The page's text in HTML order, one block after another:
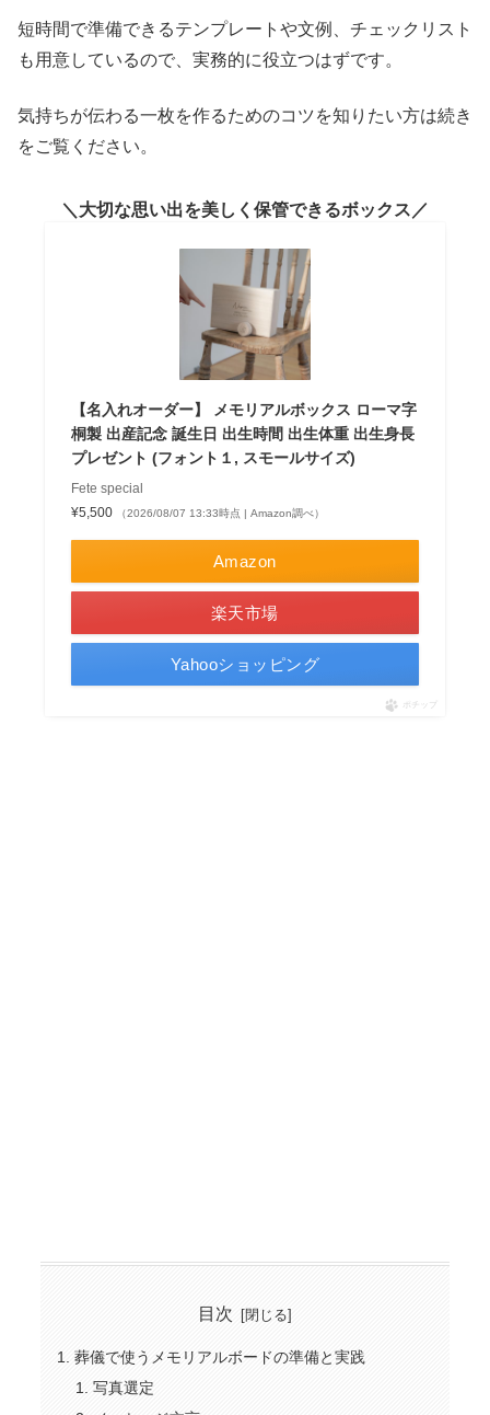
短時間で準備できるテンプレートや文例、チェックリスト
も用意しているので、実務的に役立つはずです。
気持ちが伝わる一枚を作るためのコツを知りたい方は続き
をご覧ください。
大切な思い出を美しく保管できるボックス
【名入れオーダー】 メモリアルボックス ローマ字
桐製 出産記念 誕生日 出生時間 出生体重 出生身長
プレゼント (フォント１, スモールサイズ)
Fete special
¥5,500
（2026/08/07 13:33時点 | Amazon調べ）
Amazon
楽天市場
Yahooショッピング
ポチップ
目次
葬儀で使うメモリアルボードの準備と実践
写真選定